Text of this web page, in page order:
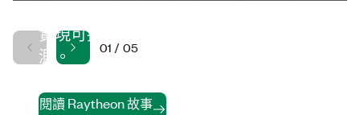
實現可擴充的系統協調與更快的問題偵
測。
閱讀 Raytheon 故事
01 / 05